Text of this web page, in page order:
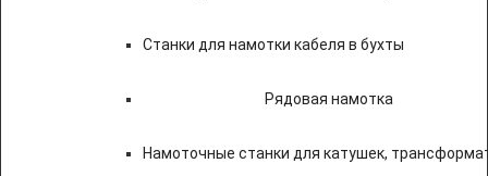
Станки для намотки кабеля в бухты
Рядовая намотка
Намоточные станки для катушек,